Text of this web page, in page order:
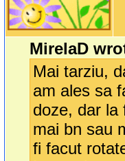
MirelaD
Mai tarziu,
am ales sa
doze, dar la
mai bn sau
fi facut